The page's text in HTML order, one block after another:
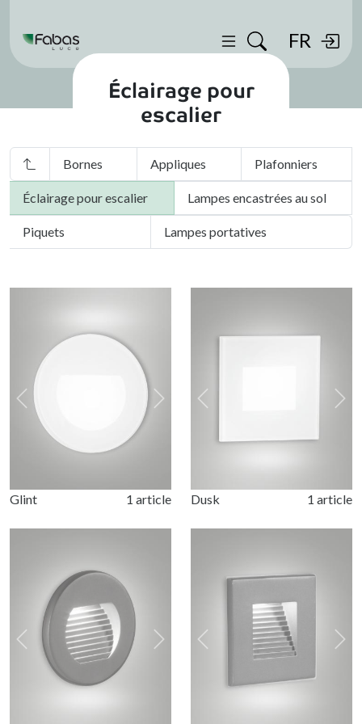
FR
Éclairage pour
escalier
Bornes Appliques Plafonniers
Éclairage pour escalier Lampes encastrées au sol
Piquets Lampes portatives
Glint 1 article
Previous Next
Dusk 1 article
Previous
Previous Next Previous